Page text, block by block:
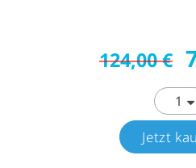
124,00 €
Jetzt